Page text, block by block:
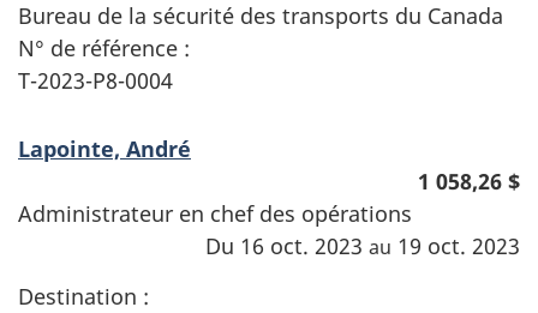
Bureau de la sécurité des transports du Canada
N° de référence :
T-2023-P8-0004
Lapointe, André
1 058,26 $
Administrateur en chef des opérations
Du 16 oct. 2023 au 19 oct. 2023
Destination :